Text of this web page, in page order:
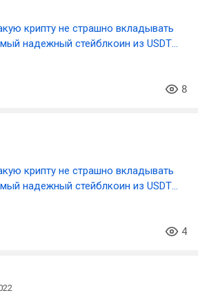
крипту не страшно вкладывать
надежный стейблкоин из USDT,
8
крипту не страшно вкладывать
надежный стейблкоин из USDT,
4